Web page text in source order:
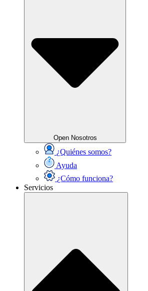
Open Nosotros
¿Quiénes somos?
Ayuda
¿Cómo funciona?
Servicios